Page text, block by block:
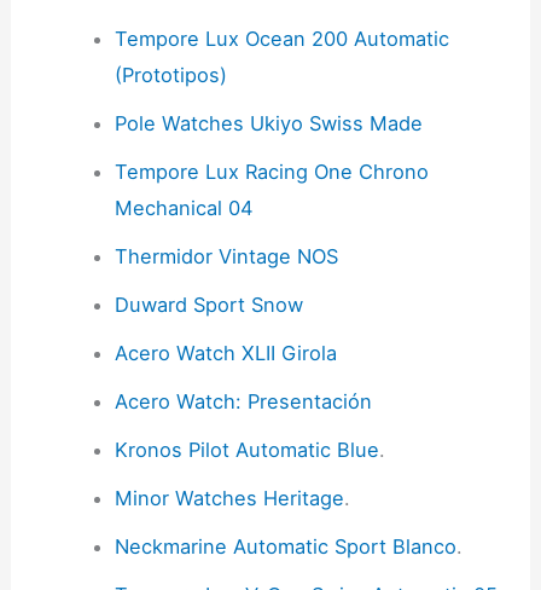
Tempore Lux Ocean 200 Automatic
(Prototipos)
Pole Watches Ukiyo Swiss Made
Tempore Lux Racing One Chrono
Mechanical 04
Thermidor Vintage NOS
Duward Sport Snow
Acero Watch XLII Girola
Acero Watch: Presentación
Kronos Pilot Automatic Blue.
Minor Watches Heritage.
Neckmarine Automatic Sport Blanco.